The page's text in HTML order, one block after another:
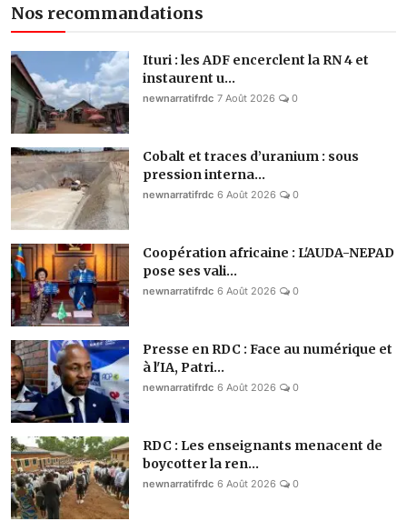
Nos recommandations
Ituri : les ADF encerclent la RN 4 et
instaurent u...
newnarratifrdc 7 Août 2026 0
Cobalt et traces d’uranium : sous
pression interna...
newnarratifrdc 6 Août 2026 0
Coopération africaine : L'AUDA-NEPAD
pose ses vali...
newnarratifrdc 6 Août 2026 0
Presse en RDC : Face au numérique et
à l'IA, Patri...
newnarratifrdc 6 Août 2026 0
RDC : Les enseignants menacent de
boycotter la ren...
newnarratifrdc 6 Août 2026 0